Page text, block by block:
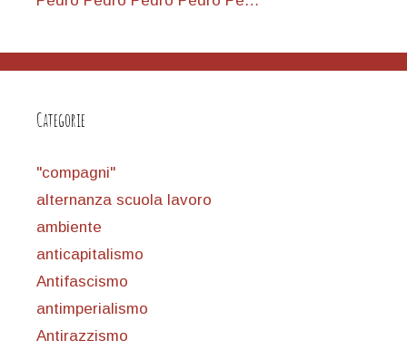
Categorie
"compagni"
alternanza scuola lavoro
ambiente
anticapitalismo
Antifascismo
antimperialismo
Antirazzismo